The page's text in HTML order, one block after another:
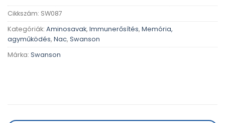
Cikkszám: SW087
Kategóriák: Aminosavak, Immunerősítés, Memória,
agyműködés, Nac, Swanson
Márka: Swanson